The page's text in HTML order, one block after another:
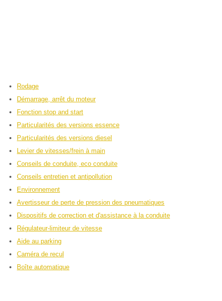
Rodage
Démarrage, arrêt du moteur
Fonction stop and start
Particularités des versions essence
Particularités des versions diesel
Levier de vitesses/frein à main
Conseils de conduite, eco conduite
Conseils entretien et antipollution
Environnement
Avertisseur de perte de pression des pneumatiques
Dispositifs de correction et d'assistance à la conduite
Régulateur-limiteur de vitesse
Aide au parking
Caméra de recul
Boîte automatique